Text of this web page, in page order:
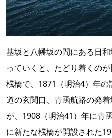
基坂と八幡坂の間にある日
っていくと、たどり着くの
桟橋で、1871（明治4）年
道の玄関口、青函航路の発
が、1908（明治41）年に青
に新たな桟橋が開設された